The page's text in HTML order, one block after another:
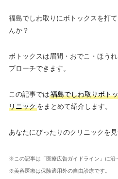
福島でしわ取りにボトックスを打
んか？
ボトックスは眉間・おでこ・ほう
プローチできます。
この記事では福島でしわ取りボト
リニックをまとめて紹介します。
あなたにぴったりのクリニックを見
※この記事は「医療広告ガイドライン」に沿
※美容医療は保険適用外の自由診療です。